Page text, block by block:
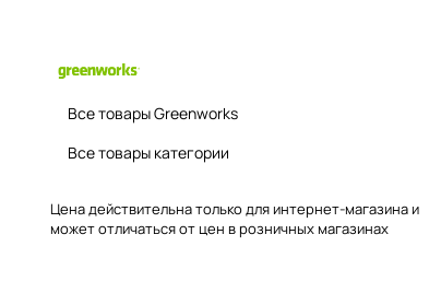
Все товары Greenworks
Все товары категории
Цена действительна только для интернет-магазина и
может отличаться от цен в розничных магазинах